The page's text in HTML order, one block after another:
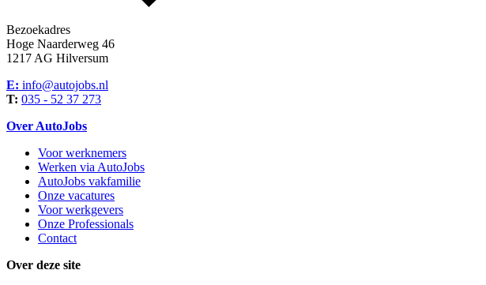
Bezoekadres
Hoge Naarderweg 46
1217 AG Hilversum
E: info@autojobs.nl
T: 035 - 52 37 273
Over AutoJobs
Voor werknemers
Werken via AutoJobs
AutoJobs vakfamilie
Onze vacatures
Voor werkgevers
Onze Professionals
Contact
Over deze site